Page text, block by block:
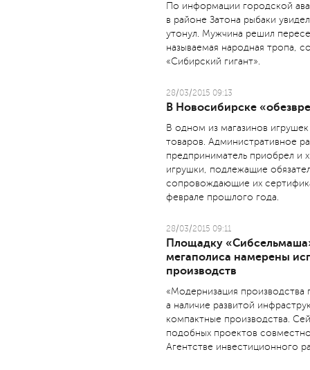
По информации городской
в районе Затона рыбаки
утонул. Мужчина решил
называемая народная тропа,
«Сибирский гигант».
28/03/2015 09:13
В Новосибирске
В одном из магазинов
товаров. Административное
предприниматель приобрел и
игрушки, подлежащие
сопровождающие их
феврале прошлого года.
28/03/2015 09:11
Площадку
мегаполиса намерены
производств
«Модернизация
а наличие развитой
компактные производства.
подобных проектов
Агентстве инвестиционного